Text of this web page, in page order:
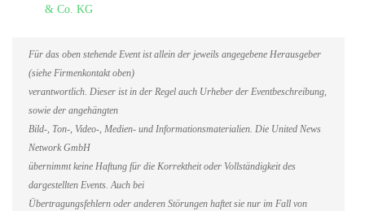
& Co. KG
Für das oben stehende Event ist allein der jeweils angegebene Herausgeber
(siehe Firmenkontakt oben)
verantwortlich. Dieser ist in der Regel auch Urheber der Eventbeschreibung,
sowie der angehängten
Bild-, Ton-, Video-, Medien- und Informationsmaterialien. Die United News
Network GmbH
übernimmt keine Haftung für die Korrektheit oder Vollständigkeit des
dargestellten Events. Auch bei
Übertragungsfehlern oder anderen Störungen haftet sie nur im Fall von